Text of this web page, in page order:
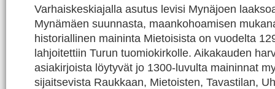
Varhaiskeskiajalla asutus levisi Mynäjoen
Mynämäen suunnasta, maankohoamisen
historiallinen maininta Mietoisista on vuodelta
lahjoitettiin Turun tuomiokirkolle. Aikakauden
asiakirjoista löytyvät jo 1300-luvulta maininnat
sijaitsevista Raukkaan, Mietoisten, Tavastilan,